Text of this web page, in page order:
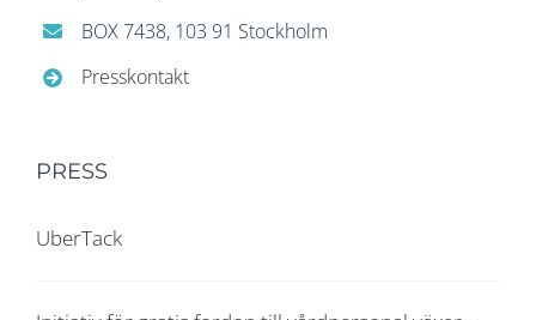
BOX 7438, 103 91 Stockholm
Presskontakt
PRESS
UberTack